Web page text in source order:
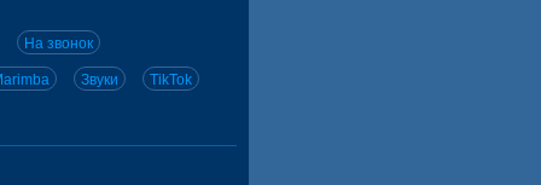
На звонок
Звуки TikTok